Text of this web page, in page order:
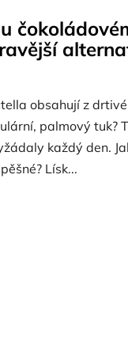
obsahují z
palmový tuk?
každý den.
Lísk...